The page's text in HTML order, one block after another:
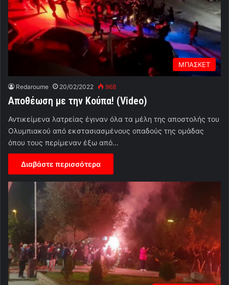
ΜΠΑΣΚΕΤ
Redaroume 20/02/2022 968
Αποθέωση με την Κούπα! (Video)
Αντικείμενα λατρείας έγιναν όλα τα μέλη της αποστολής του
Ολυμπιακού από εκστασιασμένους οπαδούς της ομάδας
όπου τους περίμεναν έξω από…
Διαβάστε περισσότερα